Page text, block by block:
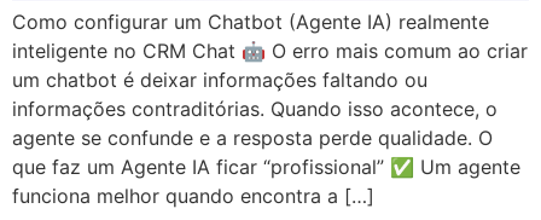
Como configurar um Chatbot (Agente IA) realmente
inteligente no CRM Chat 🤖 O erro mais comum ao criar
um chatbot é deixar informações faltando ou
informações contraditórias. Quando isso acontece, o
agente se confunde e a resposta perde qualidade. O
que faz um Agente IA ficar “profissional” ✅ Um agente
funciona melhor quando encontra a […]